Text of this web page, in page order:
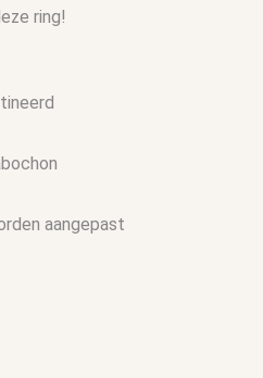
ring!
aangepast